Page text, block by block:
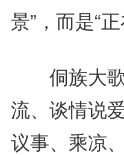
景”，而是“
侗族大歌
流、谈情说
议事、乘凉